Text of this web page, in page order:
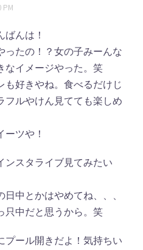
PM
ばんは！
ったの！？女の子みーんな
なイメージやった。笑
も好きやね。食べるだけじ
フルやけん見てても楽しめ
ーツや！
ンスタライブ見てみたい
日中とかはやめてね、、、
只中だと思うから。笑
プール開きだよ！気持ちい